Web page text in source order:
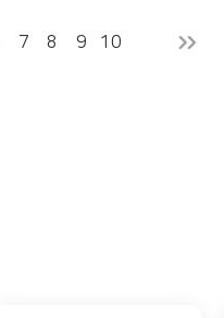
7 8 9 10